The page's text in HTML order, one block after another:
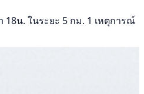
18น. ในระยะ 5 กม. 1 เหตุการณ์